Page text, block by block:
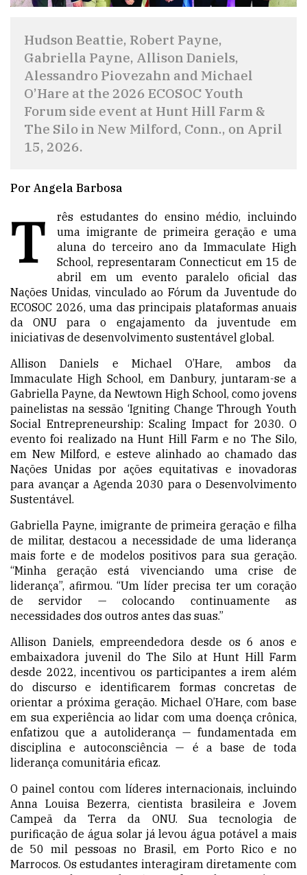
Hudson Beattie, Robert Payne,
Gabriella Payne, Allison Daniels,
Alessandro Piovezahn and Michael
O’Hare at the 2026 ECOSOC Youth
Forum side event at Hunt Hill Farm &
The Silo in New Milford, Conn., on April
15, 2026.
Por Angela Barbosa
T
rês estudantes do ensino médio, incluindo
uma imigrante de primeira geração e uma
aluna do terceiro ano da Immaculate High
School, representaram Connecticut em 15 de
abril em um evento paralelo oficial das
Nações Unidas, vinculado ao Fórum da Juventude do
ECOSOC 2026, uma das principais plataformas anuais
da ONU para o engajamento da juventude em
iniciativas de desenvolvimento sustentável global.
Allison Daniels e Michael O’Hare, ambos da
Immaculate High School, em Danbury, juntaram-se a
Gabriella Payne, da Newtown High School, como jovens
painelistas na sessão ‘Igniting Change Through Youth
Social Entrepreneurship: Scaling Impact for 2030. O
evento foi realizado na Hunt Hill Farm e no The Silo,
em New Milford, e esteve alinhado ao chamado das
Nações Unidas por ações equitativas e inovadoras
para avançar a Agenda 2030 para o Desenvolvimento
Sustentável.
Gabriella Payne, imigrante de primeira geração e filha
de militar, destacou a necessidade de uma liderança
mais forte e de modelos positivos para sua geração.
“Minha geração está vivenciando uma crise de
liderança”, afirmou. “Um líder precisa ter um coração
de servidor — colocando continuamente as
necessidades dos outros antes das suas.”
Allison Daniels, empreendedora desde os 6 anos e
embaixadora juvenil do The Silo at Hunt Hill Farm
desde 2022, incentivou os participantes a irem além
do discurso e identificarem formas concretas de
orientar a próxima geração. Michael O’Hare, com base
em sua experiência ao lidar com uma doença crônica,
enfatizou que a autoliderança — fundamentada em
disciplina e autoconsciência — é a base de toda
liderança comunitária eficaz.
O painel contou com líderes internacionais, incluindo
Anna Louisa Bezerra, cientista brasileira e Jovem
Campeã da Terra da ONU. Sua tecnologia de
purificação de água solar já levou água potável a mais
de 50 mil pessoas no Brasil, em Porto Rico e no
Marrocos. Os estudantes interagiram diretamente com